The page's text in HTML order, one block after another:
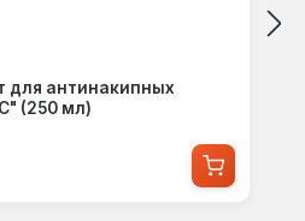
для антинакипных
(250 мл)